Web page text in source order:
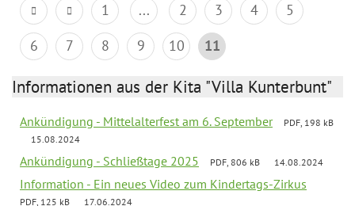
1 ... 2 3 4
5
6
7 8 9 10 11
Informationen aus der Kita "Villa Kunterbunt"
Ankündigung - Mittelalterfest am 6. September
PDF, 198 kB
15.08.2024
Ankündigung - Schließtage 2025 PDF, 806 kB 14.08.2024
Information - Ein neues Video zum Kindertags-Zirkus
PDF, 125 kB 17.06.2024